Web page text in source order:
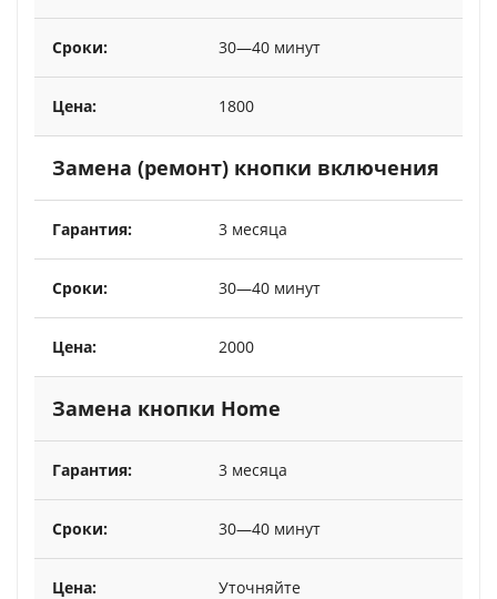
30—40 минут
1800
Замена (ремонт) кнопки включения
3 месяца
30—40 минут
2000
Замена кнопки Home
3 месяца
30—40 минут
Уточняйте